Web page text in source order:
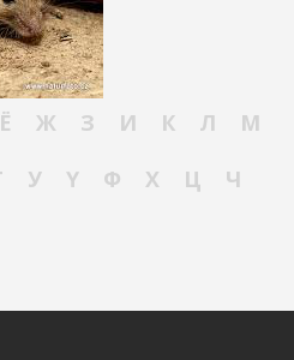
Ё Ж З И К Л
М
У Ү Ф Х Ц
Ч